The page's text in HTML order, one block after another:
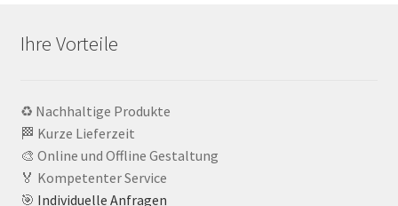
Ihre Vorteile
♻️ Nachhaltige Produkte
🏁 Kurze Lieferzeit
🎨 Online und Offline Gestaltung
🏅 Kompetenter Service
🎯 Individuelle Anfragen